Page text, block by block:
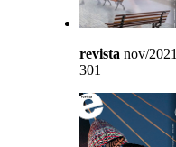
revista nov/2021
301